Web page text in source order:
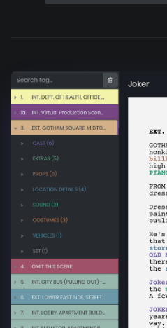
Production
Scheduling
Screenwriting
Script coverage
Storyboards
Templates
VFX
Vertical Drama